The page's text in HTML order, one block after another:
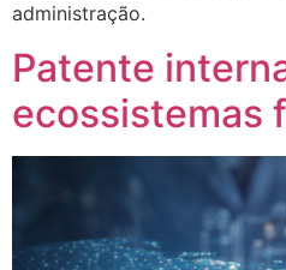
administração.
Patente
ecossistemas